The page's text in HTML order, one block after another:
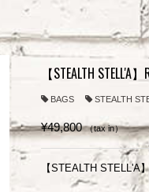
【STEALTH STELL'A
BAGS STEALTH
¥49,800（tax in）
【STEALTH STELL'A